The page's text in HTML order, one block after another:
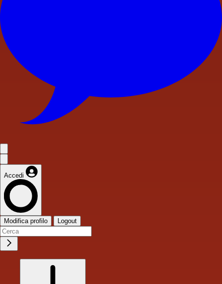
Accedi
Modifica profilo Logout